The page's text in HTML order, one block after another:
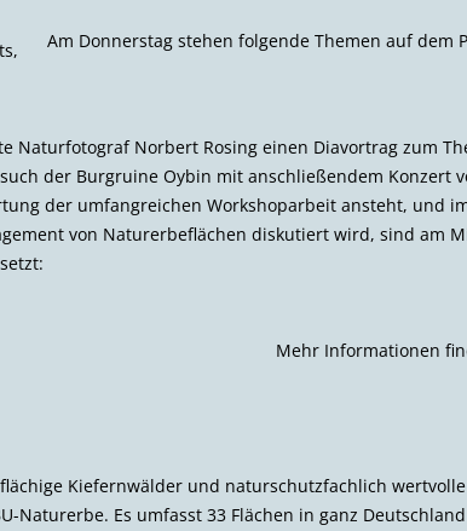
Am Donnerstag stehen folgende Themen auf dem
Naturfotograf Norbert Rosing einen Diavortrag zum
der Burg­ruine Oybin mit anschließendem Konzert
der umfangreichen Workshoparbeit ansteht, und
von Naturerbeflächen diskutiert wird, sind am
Mehr Informationen
Kiefernwälder und naturschutzfachlich
Naturerbe. Es umfasst 33 Flächen in ganz